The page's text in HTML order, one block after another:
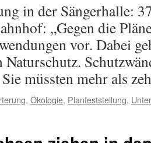
in der Sängerhalle:
„Gegen die
vor. Dabei
müssten mehr als
, Ökologie, Planfeststellung,